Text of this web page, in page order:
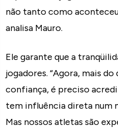
não tanto como
analisa Mauro.
Ele garante que a
jogadores. “Agora, mais
confiança, é preciso
tem influência direta num
Mas nossos atletas são